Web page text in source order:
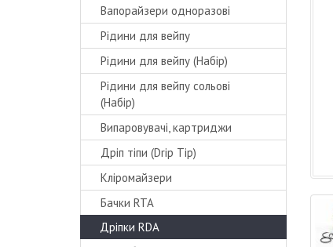
Вапорайзери одноразові
Рідини для вейпу
Рідини для вейпу (Набір)
Рідини для вейпу сольові
(Набір)
Випаровувачі, картриджи
Дріп тіпи (Drip Tip)
Кліромайзери
Бачки RTA
Дріпки RDA